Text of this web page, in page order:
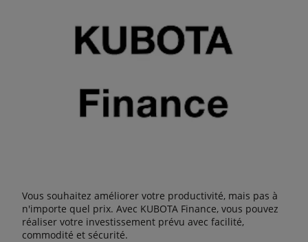
Vous souhaitez améliorer votre productivité, mais pas à
n'importe quel prix. Avec KUBOTA Finance, vous pouvez
réaliser votre investissement prévu avec facilité,
commodité et sécurité.